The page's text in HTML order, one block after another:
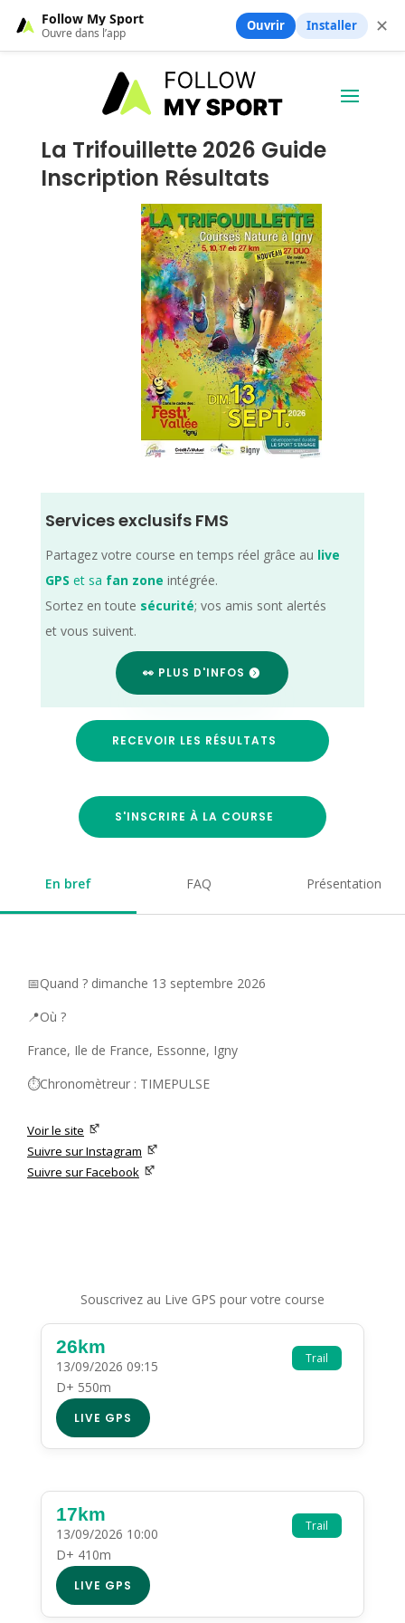
La Trifouillette 2026 Guide
Inscription Résultats
Services exclusifs FMS
Partagez votre course en temps réel grâce au live
GPS et sa fan zone intégrée.
Sortez en toute sécurité; vos amis sont alertés
et vous suivent.
👀 PLUS D'INFOS
RECEVOIR LES RÉSULTATS
S'INSCRIRE À LA COURSE
En bref FAQ Présentation
📅Quand ? dimanche 13 septembre 2026
📍Où ?
France, Ile de France, Essonne, Igny
⏱️Chronomètreur : TIMEPULSE
Voir le site
Suivre sur Instagram
Suivre sur Facebook
Souscrivez au Live GPS pour votre course
Trail
26km
13/09/2026 09:15
D+ 550m
LIVE GPS
Trail
17km
13/09/2026 10:00
D+ 410m
LIVE GPS
Follow My Sport
Ouvre dans l’app Ouvrir Installer ✕